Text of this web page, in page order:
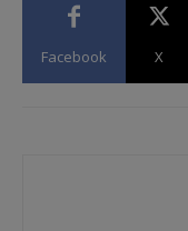
Facebook X